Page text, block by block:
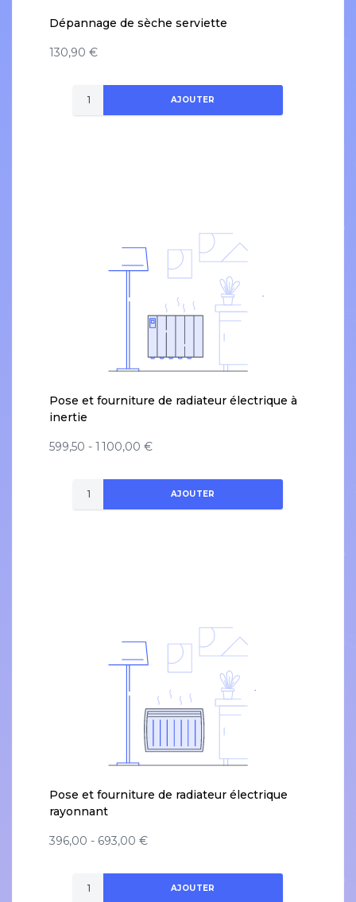
Dépannage de sèche serviette
130,90 €
AJOUTER
Pose et fourniture de radiateur électrique à
inertie
599,50 - 1 100,00 €
AJOUTER
Pose et fourniture de radiateur électrique
rayonnant
396,00 - 693,00 €
AJOUTER